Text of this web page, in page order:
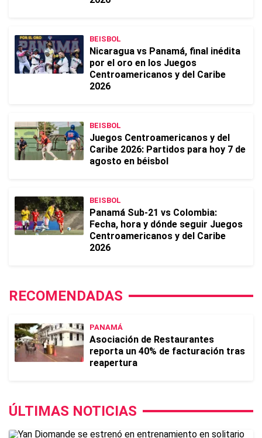
BEISBOL
Nicaragua vs Panamá, final inédita
por el oro en los Juegos
Centroamericanos y del Caribe
2026
BEISBOL
Juegos Centroamericanos y del
Caribe 2026: Partidos para hoy 7 de
agosto en béisbol
BEISBOL
Panamá Sub-21 vs Colombia:
Fecha, hora y dónde seguir Juegos
Centroamericanos y del Caribe
2026
RECOMENDADAS
PANAMÁ
Asociación de Restaurantes
reporta un 40% de facturación tras
reapertura
ÚLTIMAS NOTICIAS